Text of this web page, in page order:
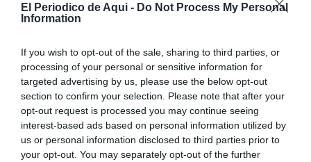
El Periodico de Aqui - Do Not Process My Personal
Information
If you wish to opt-out of the sale, sharing to third parties, or
processing of your personal or sensitive information for
targeted advertising by us, please use the below opt-out
section to confirm your selection. Please note that after your
opt-out request is processed you may continue seeing
interest-based ads based on personal information utilized by
us or personal information disclosed to third parties prior to
your opt-out. You may separately opt-out of the further